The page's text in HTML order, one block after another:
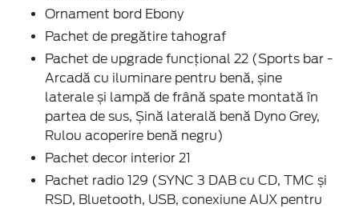
Ornament bord Ebony
Pachet de pregătire tahograf
Pachet de upgrade funcțional 22 (Sports bar -
Arcadă cu iluminare pentru benă, șine
laterale și lampă de frână spate montată în
partea de sus, Șină laterală benă Dyno Grey,
Rulou acoperire benă negru)
Pachet decor interior 21
Pachet radio 129 (SYNC 3 DAB cu CD, TMC și
RSD, Bluetooth, USB, conexiune AUX pentru